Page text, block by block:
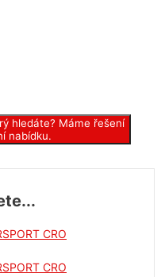
hledáte? Máme řešení
nabídku.